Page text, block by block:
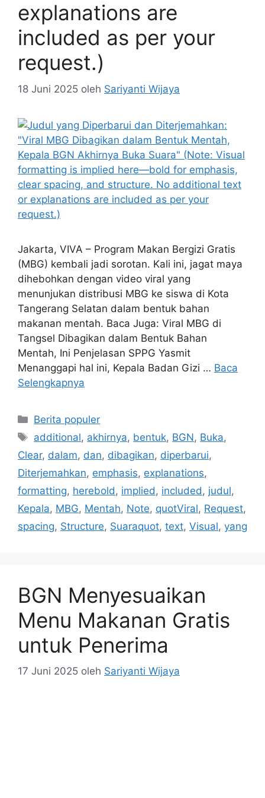
explanations are
included as per your
request.)
18 Juni 2025 oleh Sariyanti Wijaya
Jakarta, VIVA – Program Makan Bergizi Gratis
(MBG) kembali jadi sorotan. Kali ini, jagat maya
dihebohkan dengan video viral yang
menunjukan distribusi MBG ke siswa di Kota
Tangerang Selatan dalam bentuk bahan
makanan mentah. Baca Juga: Viral MBG di
Tangsel Dibagikan dalam Bentuk Bahan
Mentah, Ini Penjelasan SPPG Yasmit
Menanggapi hal ini, Kepala Badan Gizi … Baca
Selengkapnya
Kategori
Berita populer
Tag
additional, akhirnya, bentuk, BGN, Buka,
Clear, dalam, dan, dibagikan, diperbarui,
Diterjemahkan, emphasis, explanations,
formatting, herebold , implied , included , judul,
Kepala, MBG, Mentah, Note, quotViral, Request,
spacing, Structure, Suaraquot, text, Visual, yang
BGN Menyesuaikan
Menu Makanan Gratis
untuk Penerima
17 Juni 2025 oleh Sariyanti Wijaya